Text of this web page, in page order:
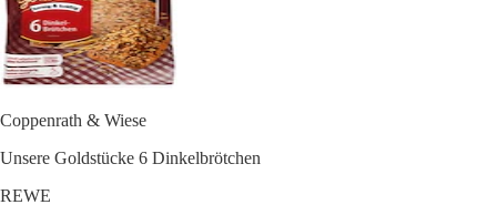
Coppenrath & Wiese
Unsere Goldstücke 6 Dinkelbrötchen
REWE